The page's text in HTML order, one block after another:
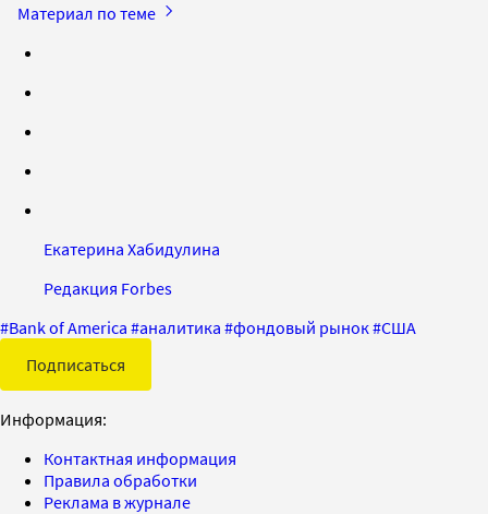
Материал по теме
Екатерина Хабидулина
Редакция Forbes
#Bank of America #аналитика #фондовый рынок#США
Подписаться
Информация:
Контактная информация
Правила обработки
Реклама в журнале